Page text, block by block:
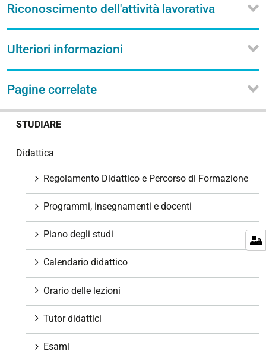
Riconoscimento dell'attività lavorativa
Ulteriori informazioni
Pagine correlate
STUDIARE
Didattica
Regolamento Didattico e Percorso di Formazione
Programmi, insegnamenti e docenti
Piano degli studi
Calendario didattico
Orario delle lezioni
Tutor didattici
Esami